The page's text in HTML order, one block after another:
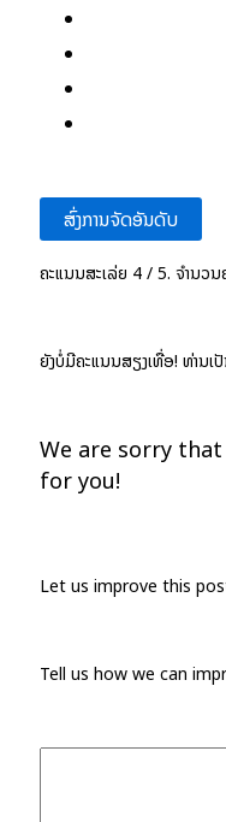
ສົ່ງການຈັດອັນດັບ
ຄະແນນສະເລ່ຍ 4/ 5. ຈຳນວນ
ຍັງບໍ່ມີຄະແນນສຽງເທື່ອ! ທ່ານ
We are sorry
for you!
Let us improve this
Tell us how we can